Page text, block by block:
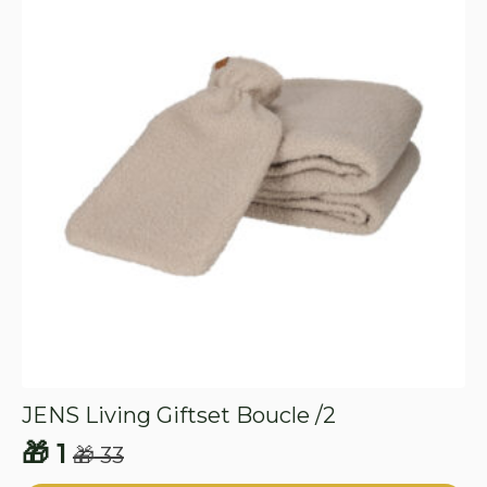
productpagina
JENS Living Giftset Boucle /2
🎁33
Oorspronkelijke
🎁 1
Huidige